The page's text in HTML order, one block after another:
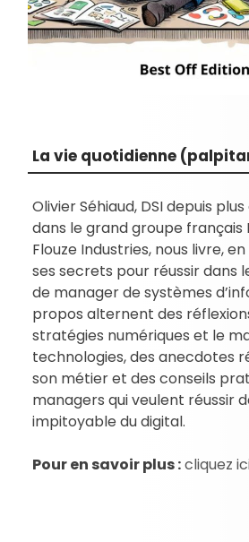
La vie quotidienne
Olivier Séhiaud, DSI depuis
dans le grand groupe français
Flouze Industries, nous livre,
ses secrets pour réussir dans
de manager de systèmes
propos alternent des
stratégies numériques et le
technologies, des anecdotes
son métier et des conseils
managers qui veulent réussir
impitoyable du digital.
Pour en savoir plus :cliquez